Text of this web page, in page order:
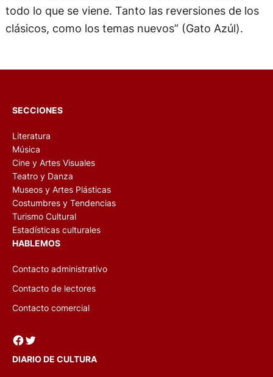
todo lo que se viene. Tanto las reversiones de los
clásicos, como los temas nuevos” (Gato Azúl).
SECCIONES
Literatura
Música
Cine y Artes Visuales
Teatro y Danza
Museos y Artes Plásticas
Costumbres y Tendencias
Turismo Cultural
Estadísticas culturales
HABLEMOS
Contacto administrativo
Contacto de lectores
Contacto comercial
Facebook Twitter
DIARIO DE CULTURA